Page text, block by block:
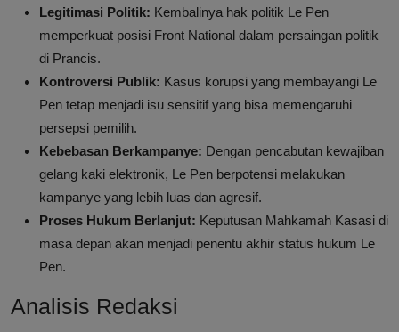
Legitimasi Politik: Kembalinya hak politik Le Pen
memperkuat posisi Front National dalam persaingan politik
di Prancis.
Kontroversi Publik: Kasus korupsi yang membayangi Le
Pen tetap menjadi isu sensitif yang bisa memengaruhi
persepsi pemilih.
Kebebasan Berkampanye: Dengan pencabutan kewajiban
gelang kaki elektronik, Le Pen berpotensi melakukan
kampanye yang lebih luas dan agresif.
Proses Hukum Berlanjut: Keputusan Mahkamah Kasasi di
masa depan akan menjadi penentu akhir status hukum Le
Pen.
Analisis Redaksi